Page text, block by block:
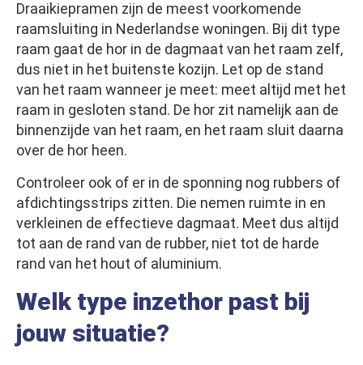
Draaikiepramen zijn de meest voorkomende
raamsluiting in Nederlandse woningen. Bij dit type
raam gaat de hor in de dagmaat van het raam zelf,
dus niet in het buitenste kozijn. Let op de stand
van het raam wanneer je meet: meet altijd met het
raam in gesloten stand. De hor zit namelijk aan de
binnenzijde van het raam, en het raam sluit daarna
over de hor heen.
Controleer ook of er in de sponning nog rubbers of
afdichtingsstrips zitten. Die nemen ruimte in en
verkleinen de effectieve dagmaat. Meet dus altijd
tot aan de rand van de rubber, niet tot de harde
rand van het hout of aluminium.
Welk type inzethor past bij
jouw situatie?